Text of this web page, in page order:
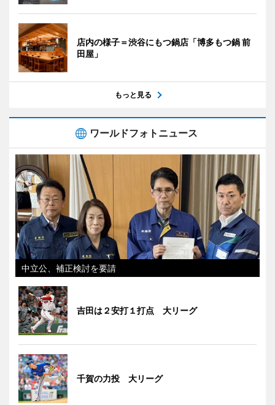
店内の様子＝渋谷にもつ鍋店「博多もつ鍋 前
田屋」
もっと見る
ワールドフォトニュース
中立公、補正検討を要請
吉田は２安打１打点 大リーグ
千賀の力投 大リーグ